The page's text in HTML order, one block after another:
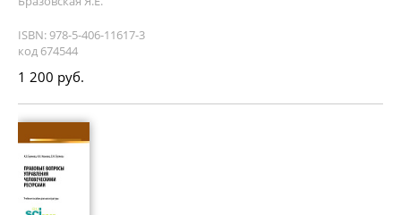
ISBN: 978-5-406-11617-3
код 674544
1 200 руб.